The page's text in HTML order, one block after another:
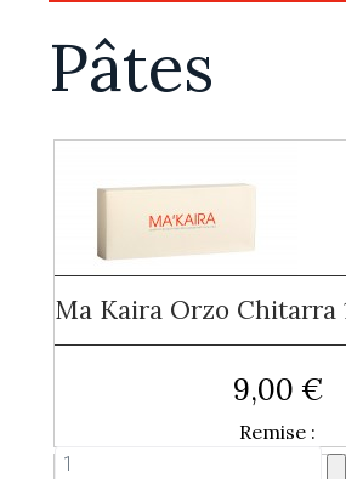
Pâtes
Ma Kaira Orzo Chitarra
9,00 €
Remise :